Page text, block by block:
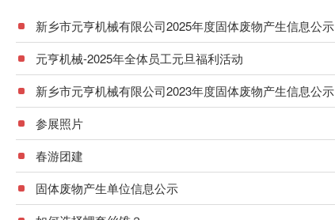
新乡市元亨机械有限公司2025年度固体废物产生信息公示
元亨机械-2025年全体员工元旦福利活动
新乡市元亨机械有限公司2023年度固体废物产生信息公示
参展照片
春游团建
固体废物产生单位信息公示